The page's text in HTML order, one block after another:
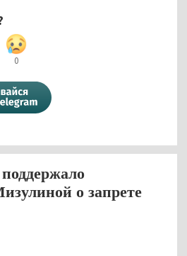
0
о запрете